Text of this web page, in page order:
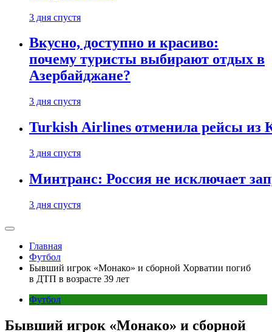
3 дня спустя
Вкусно, доступно и красиво:
почему туристы выбирают отдых в
Азербайджане?
3 дня спустя
Turkish Airlines отменила рейсы из
3 дня спустя
Минтранс: Россия не исключает
3 дня спустя
Главная
Футбол
Бывший игрок «Монако» и сборной Хорватии погиб
в ДТП в возрасте 39 лет
Футбол
Бывший игрок «Монако» и сборной